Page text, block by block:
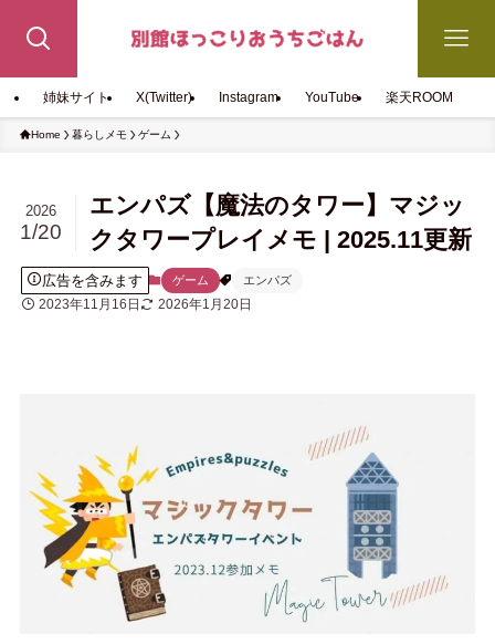
姉妹サイト X(Twitter) Instagram YouTube 楽天ROOM
Home 暮らしメモ ゲーム
エンパズ【魔法のタワー】マジッ
クタワープレイメモ | 2025.11更新
2026
1/20
広告を含みます ゲーム エンパズ
2023年11月16日 2026年1月20日